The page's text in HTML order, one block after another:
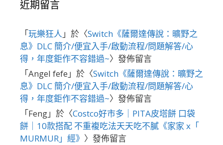
近期留言
「玩樂狂人 」於〈Switch《薩爾達傳說：曠野之
息》DLC 簡介/便宜入手/啟動流程/問題解答/心
得，年度鉅作不容錯過~〉發佈留言
「Angel fefe 」於〈Switch《薩爾達傳說：曠野之
息》DLC 簡介/便宜入手/啟動流程/問題解答/心
得，年度鉅作不容錯過~〉發佈留言
「Feng」於〈Costco好市多｜PITA皮塔餅 口袋
餅｜10款搭配 不重複吃法天天吃不膩《家家 x「
MURMUR」經》 〉發佈留言